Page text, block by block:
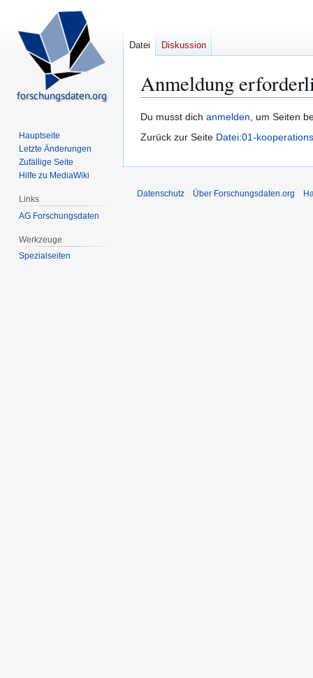
Anmeldung
Zur
Navigation
Zur
Suche
Du musst dich anmelden, um Seiten
Zurück zur Seite Datei:01-
Datei Diskussion
Hauptseite
Letzte Änderungen
Zufällige Seite
Hilfe zu MediaWiki
Links
AG Forschungsdaten
Werkzeuge
Spezialseiten
Datenschutz Über Forschungsdaten.org